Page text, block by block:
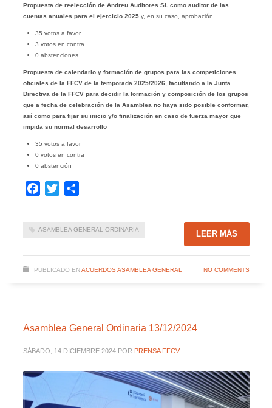
Propuesta de reelección de Andreu Auditores SL como auditor de las
cuentas anuales para el ejercicio 2025y, en su caso, aprobación.
35 votos a favor
3 votos en contra
0 abstenciones
Propuesta de calendario y formación de grupos para las competiciones
oficiales de la FFCV de la temporada 2025/2026, facultando a la Junta
Directiva de la FFCV para decidir la formación y composición de los grupos
que a fecha de celebración de la Asamblea no haya sido posible conformar,
así como para fijar su inicio y/o finalización en caso de fuerza mayor que
impida su normal desarrollo
35 votos a favor
0 votos en contra
0 abstención
Facebook
Twitter
ASAMBLEA GENERAL ORDINARIA LEER MÁS
PUBLICADO EN ACUERDOS ASAMBLEA GENERAL NO COMMENTS
Asamblea General Ordinaria 13/12/2024
SÁBADO, 14 DICIEMBRE 2024 POR PRENSA FFCV